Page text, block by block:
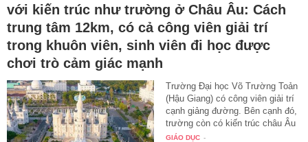
với kiến trúc như trường ở Châu Âu: Cách
trung tâm 12km, có cả công viên giải trí
trong khuôn viên, sinh viên đi học được
chơi trò cảm giác mạnh
Trường Đại học Võ Trường Toản
(Hậu Giang) có công viên giải trí
cạnh giảng đường. Bên cạnh đó,
trường còn có kiến trúc châu Âu
với hàng trăm mái vòm, cột tháp.
GIÁO DỤC -